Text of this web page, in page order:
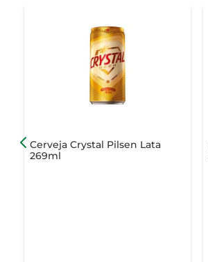
Cerveja Crystal Pilsen Lata
269ml